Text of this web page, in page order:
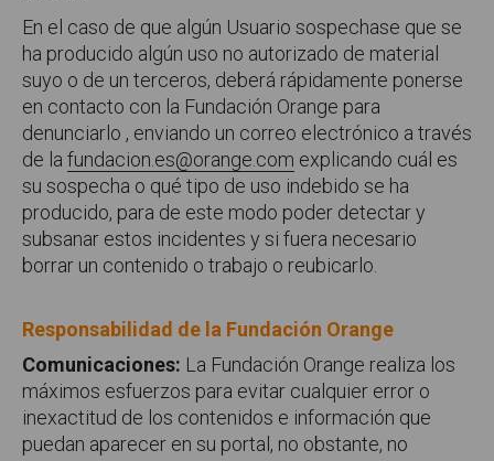
En el caso de que algún Usuario sospechase que se
ha producido algún uso no autorizado de material
suyo o de un terceros, deberá rápidamente ponerse
en contacto con la Fundación Orange para
denunciarlo , enviando un correo electrónico a través
de la fundacion.es@orange.com explicando cuál es
su sospecha o qué tipo de uso indebido se ha
producido, para de este modo poder detectar y
subsanar estos incidentes y si fuera necesario
borrar un contenido o trabajo o reubicarlo.
Responsabilidad de la Fundación Orange
Comunicaciones: La Fundación Orange realiza los
máximos esfuerzos para evitar cualquier error o
inexactitud de los contenidos e información que
puedan aparecer en su portal, no obstante, no